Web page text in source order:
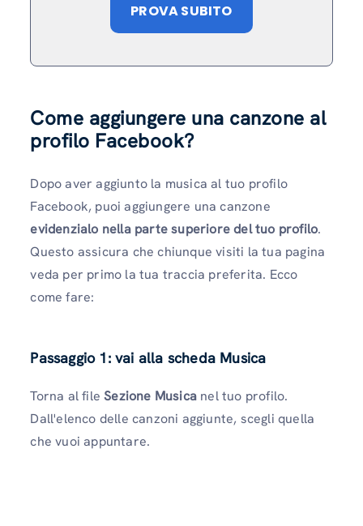
PROVA SUBITO
Come aggiungere una canzone al
profilo Facebook?
Dopo aver aggiunto la musica al tuo profilo
Facebook, puoi aggiungere una canzone
evidenzialo nella parte superiore del tuo profilo.
Questo assicura che chiunque visiti la tua pagina
veda per primo la tua traccia preferita. Ecco
come fare:
Passaggio 1: vai alla scheda Musica
Torna al fileSezione Musica nel tuo profilo.
Dall'elenco delle canzoni aggiunte, scegli quella
che vuoi appuntare.